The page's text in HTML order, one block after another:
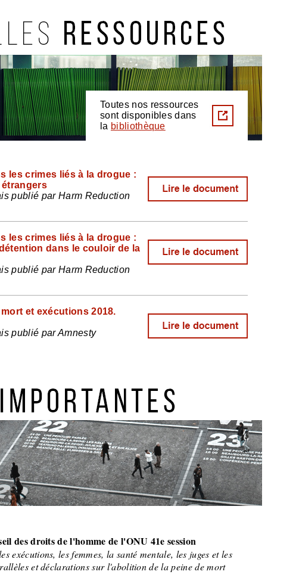
Toutes nos ressources
sont disponibles dans
la bibliothèque
les crimes liés à la drogue :
publié par Harm Reduction
les crimes liés à la drogue :
dans le couloir de la
publié par Harm Reduction
et exécutions 2018.
publié par Amnesty
des droits de l'homme de l'ONU 41e session
exécutions, les femmes, la santé mentale, les juges et les
et déclarations sur l'abolition de la peine de mort